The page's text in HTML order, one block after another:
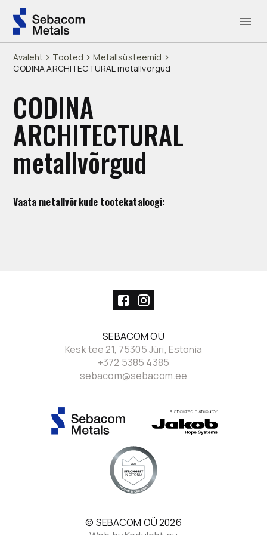
Avaleht Tooted
Metallsüsteemid
CODINA ARCHITECTURAL metallvõrgud
CODINA
ARCHITECTURAL
metallvõrgud
Vaata metallvõrkude tootekataloogi:
SEBACOM OÜ
Kesk tee 21, 75305 Jüri, Estonia
+372 5385 4385
sebacom@sebacom.ee
© SEBACOM OÜ2026